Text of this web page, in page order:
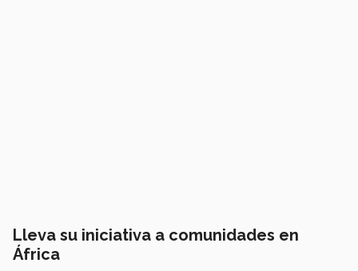
Lleva su iniciativa a comunidades en
África